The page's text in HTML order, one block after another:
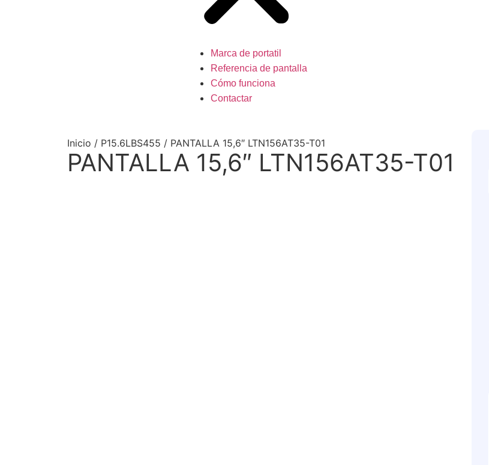
Marca de portatil
Referencia de pantalla
Cómo funciona
Contactar
Inicio / P15.6LBS455 / PANTALLA 15,6″ LTN156AT35-T01
PANTALLA 15,6″ LTN156AT35-T01